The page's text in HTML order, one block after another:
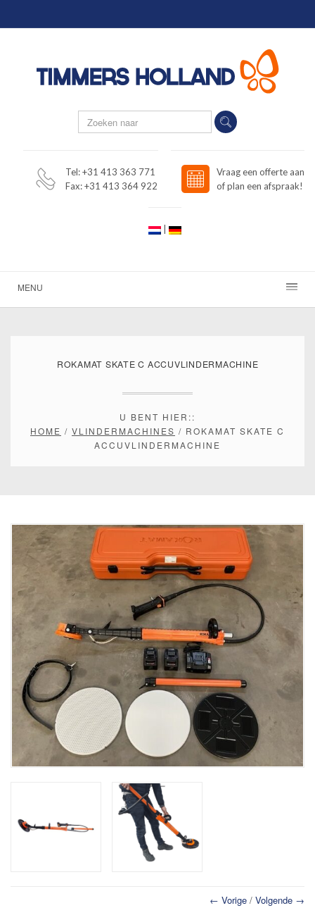
Tel: +31 413 363 771
Fax: +31 413 364 922
Vraag een offerte aan
of plan een afspraak!
|
MENU
ROKAMAT SKATE C ACCUVLINDERMACHINE
U BENT HIER::
HOME / VLINDERMACHINES / ROKAMAT SKATE C
ACCUVLINDERMACHINE
← Vorige / Volgende →